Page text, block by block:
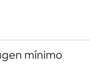
mínimo